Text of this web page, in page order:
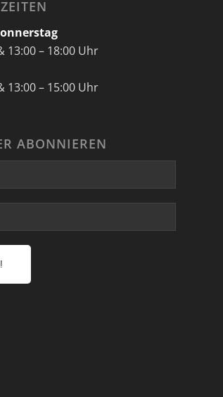
13:00 – 18:00 Uhr
13:00 – 15:00 Uhr
ABONNIEREN